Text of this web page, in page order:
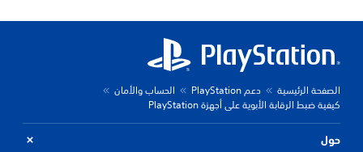
الصفحة الرئيسية دعم PlayStation
الحساب والأمان
كيفية ضبط الرقابة الأبوية على أجهزة PlayStation
حول